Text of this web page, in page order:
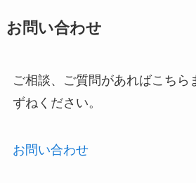
お問い合わせ
ご相談、ご質問があればこちら
ずねください。
お問い合わせ